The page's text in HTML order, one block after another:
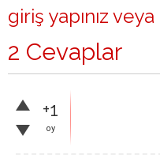
giriş yapınız veya
2 Cevaplar
+1
oy